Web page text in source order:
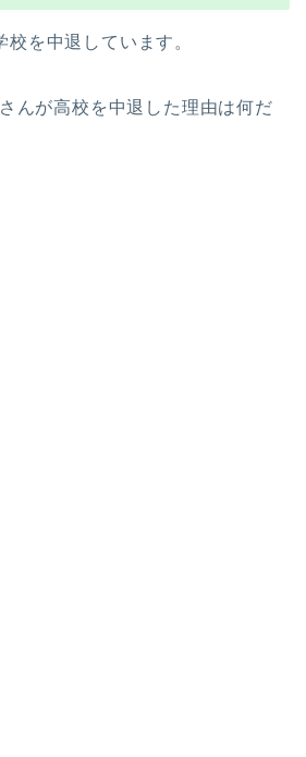
を中退しています。
んが高校を中退した理由は何だ